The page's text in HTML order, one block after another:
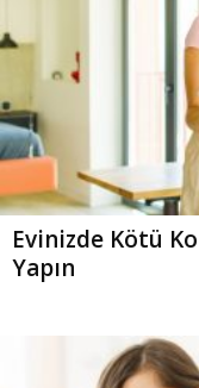
Evinizde Kötü
Yapın